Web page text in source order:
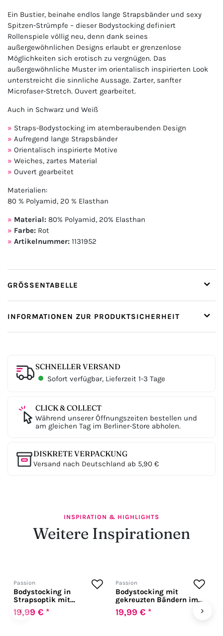
Ein Bustier, beinahe endlos lange Strapsbänder und sexy
Spitzen-Strümpfe – dieser Bodystocking definiert
Rollenspiele völlig neu, denn dank seines
außergewöhnlichen Designs erlaubt er grenzenlose
Möglichkeiten sich erotisch zu vergnügen. Das
außergewöhnliche Muster im orientalisch inspirierten Look
unterstreicht die sinnliche Aussage. Zarter, sanfter
Microfaser-Stretch. Ouvert gearbeitet.
Auch in Schwarz und Weiß
Straps-Bodystocking im atemberaubenden Design
Aufregend lange Strapsbänder
Orientalisch inspirierte Motive
Weiches, zartes Material
Ouvert gearbeitet
Materialien:
80 % Polyamid, 20 % Elasthan
Material: 80% Polyamid, 20% Elasthan
Farbe: Rot
Artikelnummer: 1131952
GRÖSSENTABELLE
INFORMATIONEN ZUR PRODUKTSICHERHEIT
SCHNELLER VERSAND
Sofort verfügbar, Lieferzeit 1-3 Tage
CLICK & COLLECT
Während unserer Öffnungszeiten bestellen und
am gleichen Tag im Berliner-Store abholen.
DISKRETE VERPACKUNG
Versand nach Deutschland ab 5,90 €
INSPIRATION & HIGHLIGHTS
Weitere Inspirationen
‹
Passion
Bodystocking in
Strapsoptik mit
Lochmuster
19,99 € *
Passion
Bodystocking mit
gekreuzten Bändern im
Dekolleté
19,99 € * ›